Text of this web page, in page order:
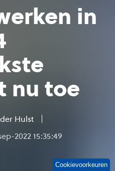
in
nu toe
Hulst
2022 15:35:49
Cookievoorkeuren